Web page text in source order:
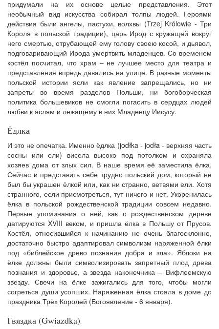
придумали на их основе целые представления. Этот
необычный вид искусства собирал толпы людей. Героями
действия были ангелы, пастухи, волхвы (Trzej Królowie - Три
Короля в польской традиции), царь Ирод с кружащей вокруг
него смертью, отрубающей ему голову своею косой, и дьявол,
подговаривающий Ирода умертвить младенцев. Со временем
костёл посчитал, что храм – не лучшее место для театра и
представления впредь давались на улице. В разные моменты
польской истории ясли как явление запрещались, но ни
запреты во время разделов Польши, ни богоборческая
политика большевиков не смогли погасить в сердцах людей
любви к яслям и лежащему в них Младенцу Иисусу.
Ёдлка
И это не опечатка. Именно ёдлка (jodłka - jodła - верхняя часть
сосны или ели) висела высоко под потолком и охраняла
хозяев дома от злых сил. В наше время её заместила ёлка.
Сейчас и представить себе трудно польский дом, который не
был бы украшен ёлкой или, как ни странно, ветвями ели. Хотя
странного, если присмотреться, тут ничего и нет. Укоренилась
ёлка в польской рождественской традиции совсем недавно.
Первые упоминания о ней, как о рождественском дереве
датируются XVIII веком, и пришла ёлка в Польшу от Прусов.
Костёл, относившийся к начинанию не очень благосклонно,
достаточно быстро адаптировал символизм наряженной ёлки
под «библейское древо познания добра и зла». Яблоки на
ёлке должны были символизировать запретный плод древа
познания и здоровье, а звезда наконечника – Вифлеемскую
звезду. Свечи на ёлке зажигались для того, чтобы могли
согреться души усопших. Наряженная ёлка стояла в доме до
праздника Трёх Королей (Богоявление - 6 января).
Гвяздка (Gwiazdka)